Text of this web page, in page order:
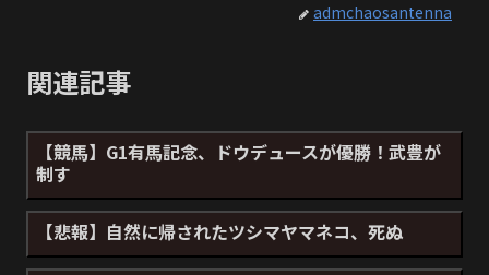
admchaosantenna
関連記事
【競馬】G1有馬記念、ドウデュースが優勝！武豊が
制す
【悲報】自然に帰されたツシマヤマネコ、死ぬ